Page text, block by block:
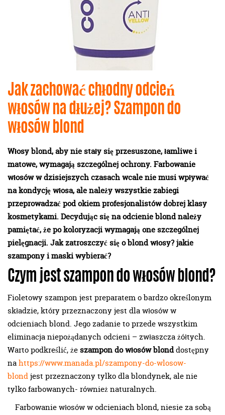
Jak zachować chłodny odcień
włosów na dłużej? Szampon do
włosów blond
Włosy blond, aby nie stały się przesuszone, łamliwe i
matowe, wymagają szczególnej ochrony. Farbowanie
włosów w dzisiejszych czasach wcale nie musi wpływać
na kondycję włosa, ale należy wszystkie zabiegi
przeprowadzać pod okiem profesjonalistów dobrej klasy
kosmetykami. Decydując się na odcienie blond należy
pamiętać, że po koloryzacji wymagają one szczególnej
pielęgnacji. Jak zatroszczyć się o blond włosy? jakie
szampony i maski wybierać?
Czym jest szampon do włosów blond?
Fioletowy szampon jest preparatem o bardzo określonym
składzie, który przeznaczony jest dla włosów w
odcieniach blond. Jego zadanie to przede wszystkim
eliminacja niepożądanych odcieni – zwłaszcza żółtych.
Warto podkreślić, że szampon do włosów blonddostępny
nahttps://www.manada.pl/szampony-do-wlosow-
blondjest przeznaczony tylko dla blondynek, ale nie
tylko farbowanych- również naturalnych.
Farbowanie włosów w odcieniach blond, niesie za sobą